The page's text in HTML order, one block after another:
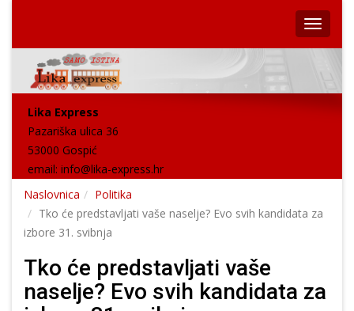
Lika Express
Pazariška ulica 36
53000 Gospić
email: info@lika-express.hr
Naslovnica
Politika
Tko će predstavljati vaše naselje? Evo svih kandidata za
izbore 31. svibnja
Tko će predstavljati vaše
naselje? Evo svih kandidata za